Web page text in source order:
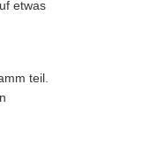
etwas
teil.